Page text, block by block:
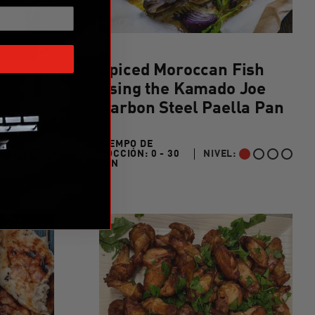
Spiced Moroccan Fish
using the Kamado Joe
Karbon Steel Paella Pan
TIEMPO DE
COCCIÓN: 0 - 30
MIN
NIVEL:
PRINCIPIANTE